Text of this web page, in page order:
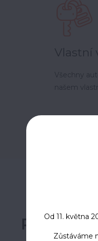
Vlastní
Všechny
našem
Od 11. května
Zůstáváme